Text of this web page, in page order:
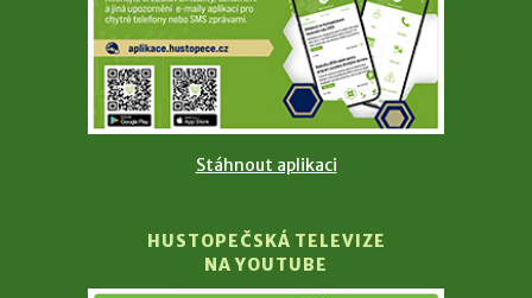
Stáhnout aplikaci
HUSTOPEČSKÁ TELEVIZE
NA YOUTUBE